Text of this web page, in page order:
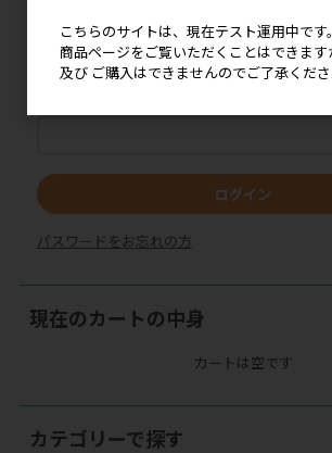
メールアドレス
ログイン
パスワードをお忘れの方
現在のカートの中身
カートは空です
カテゴリーで探す
こちらのサイトは、現在テスト運用中です。
商品ページをご覧いただくことはできま
及び ご購入はできませんのでご了承くださ